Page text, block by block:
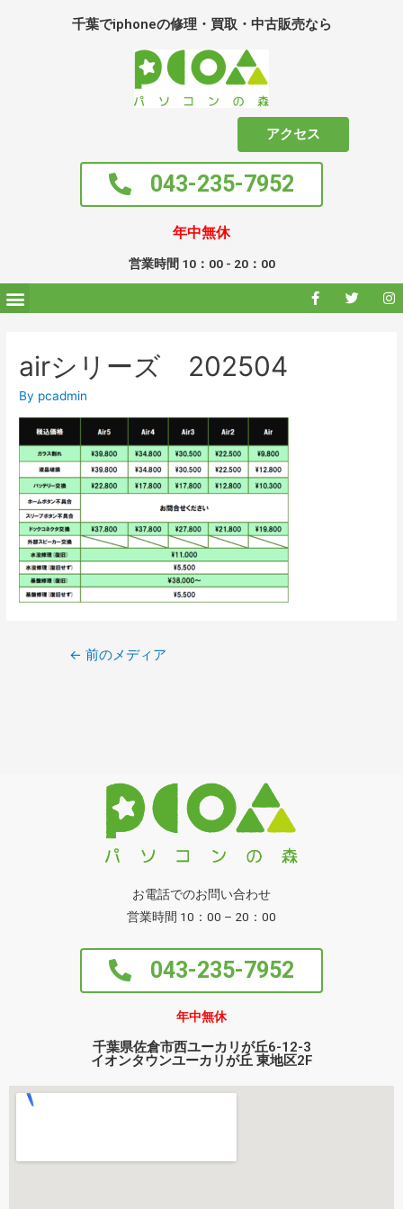
千葉でiphoneの修理・買取・中古販売なら
アクセス
043-235-7952
年中無休
営業時間 10：00 - 20：00
airシリーズ 202504
By pcadmin
← 前のメディア
お電話でのお問い合わせ
営業時間 10：00 – 20：00
043-235-7952
年中無休
千葉県佐倉市西ユーカリが丘6-12-3
イオンタウンユーカリが丘 東地区2F